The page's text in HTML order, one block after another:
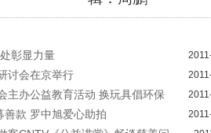
彰显力量
讨会在京举行
主办公益教育活动 换玩具倡环保
善款 罗中旭爱心助拍